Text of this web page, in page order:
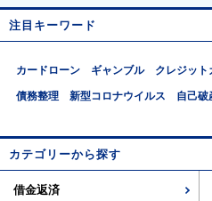
注目キーワード
カードローン ギャンブル クレジット
債務整理 新型コロナウイルス 自己破
カテゴリーから探す
借金返済